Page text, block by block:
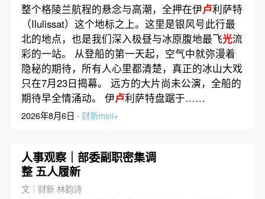
整个格陵兰航程的悬念与高潮，全押在伊卢利萨特
（Ilulissat）这个地标之上。这里是银风号此行最
北的地点，也是我们深入极昼与冰原腹地最飞光流
彩的一站。 从登船的第一天起，空气中就弥漫着
隐秘的期待，所有人心里都清楚，真正的冰山大戏
只在7月23日揭幕。 远方的大片尚未公演，全船的
期待早全情涌动。 伊卢利萨特盘踞于……
2026年8月6日 · 财新mini+
人事观察｜部委副职密集调
整 五人履新
文｜财新 林韵诗